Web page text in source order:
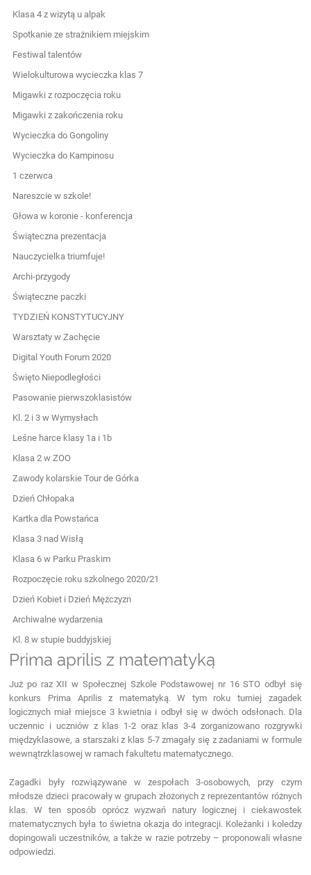
Klasa 4 z wizytą u alpak
Spotkanie ze strażnikiem miejskim
Festiwal talentów
Wielokulturowa wycieczka klas 7
Migawki z rozpoczęcia roku
Migawki z zakończenia roku
Wycieczka do Gongoliny
Wycieczka do Kampinosu
1 czerwca
Nareszcie w szkole!
Głowa w koronie - konferencja
Świąteczna prezentacja
Nauczycielka triumfuje!
Archi-przygody
Świąteczne paczki
TYDZIEŃ KONSTYTUCYJNY
Warsztaty w Zachęcie
Digital Youth Forum 2020
Święto Niepodległości
Pasowanie pierwszoklasistów
Kl. 2 i 3 w Wymysłach
Leśne harce klasy 1a i 1b
Klasa 2 w ZOO
Zawody kolarskie Tour de Górka
Dzień Chłopaka
Kartka dla Powstańca
Klasa 3 nad Wisłą
Klasa 6 w Parku Praskim
Rozpoczęcie roku szkolnego 2020/21
Dzień Kobiet i Dzień Mężczyzn
Archiwalne wydarzenia
Kl. 8 w stupie buddyjskiej
Prima aprilis z matematyką
Już po raz XII w Społecznej Szkole Podstawowej nr 16 STO odbył się
konkurs Prima Aprilis z matematyką. W tym roku turniej zagadek
logicznych miał miejsce 3 kwietnia i odbył się w dwóch odsłonach. Dla
uczennic i uczniów z klas 1-2 oraz klas 3-4 zorganizowano rozgrywki
międzyklasowe, a starszaki z klas 5‑7 zmagały się z zadaniami w formule
wewnątrzklasowej w ramach fakultetu matematycznego.
Zagadki były rozwiązywane w zespołach 3-osobowych, przy czym
młodsze dzieci pracowały w grupach złożonych z reprezentantów różnych
klas. W ten sposób oprócz wyzwań natury logicznej i ciekawostek
matematycznych była to świetna okazja do integracji. Koleżanki i koledzy
dopingowali uczestników, a także w razie potrzeby – proponowali własne
odpowiedzi.